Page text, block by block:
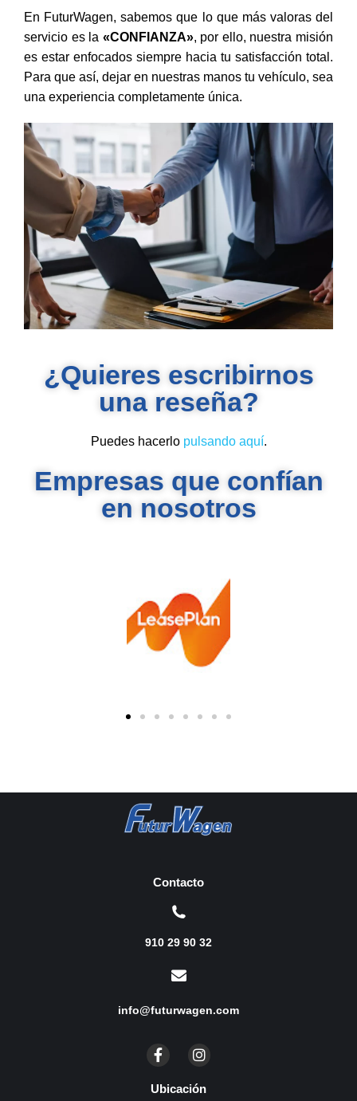
En FuturWagen, sabemos que lo que más valoras del
servicio es la «CONFIANZA», por ello, nuestra misión
es estar enfocados siempre hacia tu satisfacción total.
Para que así, dejar en nuestras manos tu vehículo, sea
una experiencia completamente única.
¿Quieres escribirnos
una reseña?
Puedes hacerlo pulsando aquí.
Empresas que confían
en nosotros
Contacto
910 29 90 32
info@futurwagen.com
Ubicación